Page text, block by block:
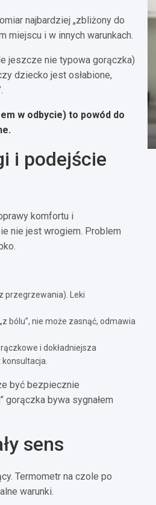
najbardziej „zbliżony do
miejscu i w innych warunkach.
jeszcze nie typowa gorączka)
dziecko jest osłabione,
w odbycie) to powód do
i podejście
komfortu i
nie jest wrogiem. Problem
przegrzewania). Leki
bólu”, nie może zasnąć, odmawia
i dokładniejsza
być bezpiecznie
bywa sygnałem
sens
Termometr na czole po
warunki.